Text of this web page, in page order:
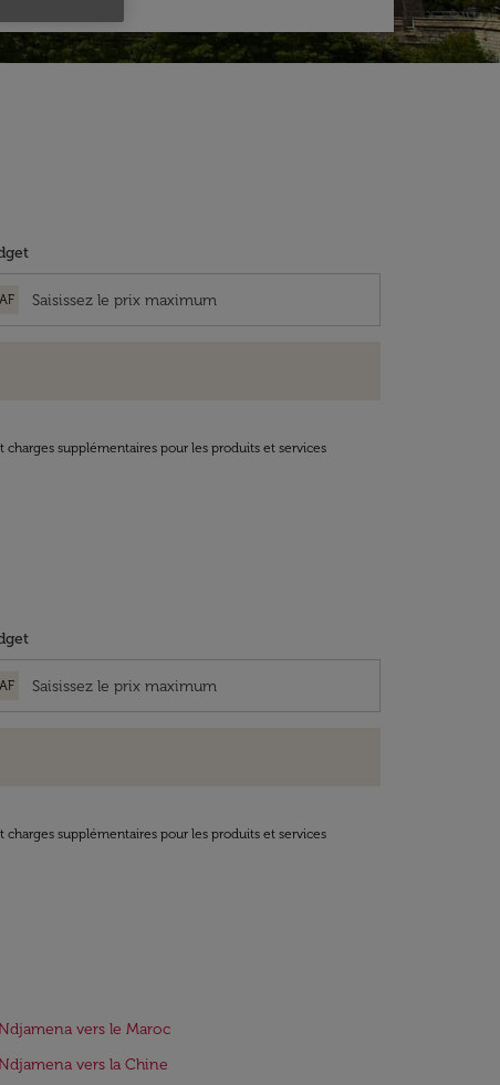
supplémentaires pour les produits et services
supplémentaires pour les produits et services
vers le Maroc
vers la Chine